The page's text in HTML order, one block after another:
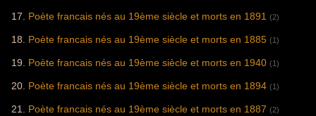
Poète francais nés au 19ème siècle et morts en 1891 (2)
Poète francais nés au 19ème siècle et morts en 1885 (1)
Poète francais nés au 19ème siècle et morts en 1940 (1)
Poète francais nés au 19ème siècle et morts en 1894 (1)
Poète francais nés au 19ème siècle et morts en 1887 (2)